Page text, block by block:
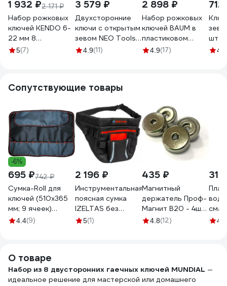
1 932 ₽2 171 ₽
Набор рожковых
ключей KENDO 6-
22 мм 8
предметов 15747
5(7)
3 579 ₽
Двухсторонние
ключи с открытым
зевом NEO Tools
6-22 мм, 8 шт. 09-
4.9(11)
2 898 ₽
Набор рожковых
ключей BAUM в
пластиковом
держателе, 6x7-
4.9(17)
шт
4
Сопутствующие товары
-6%
695 ₽742 ₽
Сумка-Roll для
ключей (510х365
мм; 9 ячеек)
Сорокин 27.11
4.4(9)
2 196 ₽
Инструментальная
поясная сумка
IZELTAS без
инструментов
5(1)
435 ₽
Магнитный
держатель Проф-
Магнит B20 - 4шт.
PMYP-B-20
4.8(12)
WR-
4
О товаре
Набор из 8 двусторонних гаечных ключей MUNDIAL —
идеальное решение для мастерской или домашнего